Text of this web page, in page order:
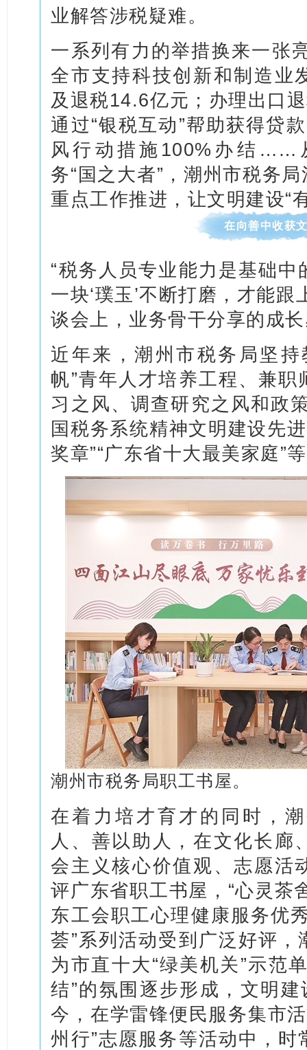
业解答涉税疑难。
一系列有力的举措换来一张
全市支持科技创新和制造业
及退税14.6亿元；办理出口
通过“银税互动”帮助获得贷
风行动措施100%办结……
务“国之大者”，潮州市税务
重点工作推进，让文明建设“
在向善中收获
“税务人员专业能力是基础
一块‘璞玉’不断打磨，才能
谈会上，业务骨干分享的成
近年来，潮州市税务局坚
帆”青年人才培养工程、兼
习之风、调查研究之风和政
国税务系统精神文明建设先
奖章”“广东省十大最美家庭”
潮州市税务局职工书屋。
在着力培才育才的同时，
人、善以助人，在文化长廊
会主义核心价值观、志愿活
评广东省职工书屋，“心灵茶
东工会职工心理健康服务优
荟”系列活动受到广泛好评
为市直十大“绿美机关”示范
结”的氛围逐步形成，文明
今，在学雷锋便民服务集市
州行”志愿服务等活动中，